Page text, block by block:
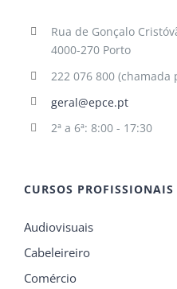
Rua de Gonçalo
4000-270 Porto
222 076 800
geral@epce.pt
2ª a 6ª: 8:00 - 17:30
CURSOS PROFISSIONAIS
Audiovisuais
Cabeleireiro
Comércio